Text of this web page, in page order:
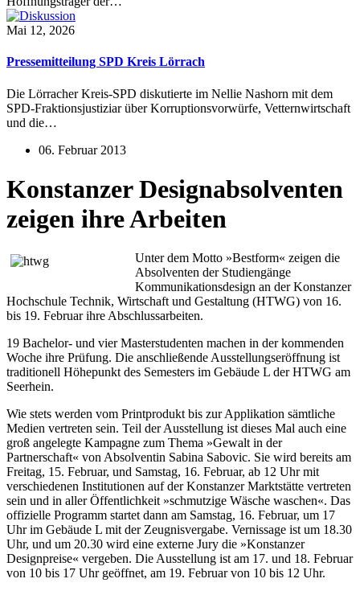
Mai 12, 2026
Pressemitteilung SPD Kreis Lörrach
Die Lörracher Kreis-SPD diskutierte im Nellie Nashorn mit dem
SPD-Fraktionsjustiziar über Korruptionsvorwürfe, Vetternwirtschaft
und die…
06. Februar 2013
Konstanzer Designabsolventen
zeigen ihre Arbeiten
Unter dem Motto »Bestform« zeigen die
Absolventen der Studiengänge
Kommunikationsdesign an der Konstanzer
Hochschule Technik, Wirtschaft und Gestaltung (HTWG) von 16.
bis 19. Februar ihre Abschlussarbeiten.
19 Bachelor- und vier Masterstudenten machen in der kommenden
Woche ihre Prüfung. Die anschließende Ausstellungseröffnung ist
traditionell Höhepunkt des Semesters im Gebäude L der HTWG am
Seerhein.
Wie stets werden vom Printprodukt bis zur Applikation sämtliche
Medien vertreten sein. Teil der Ausstellung ist dieses Mal auch eine
groß angelegte Kampagne zum Thema »Gewalt in der
Partnerschaft« von Absolventin Sabina Sabovic. Sie wird bereits am
Freitag, 15. Februar, und Samstag, 16. Februar, ab 12 Uhr mit
verschiedenen Institutionen auf der Konstanzer Marktstätte vertreten
sein und in aller Öffentlichkeit »schmutzige Wäsche waschen«. Das
offizielle Programm startet dann am Samstag, 16. Februar, um 17
Uhr im Gebäude L mit der Zeugnisvergabe. Vernissage ist um 18.30
Uhr, und um 20.30 wird eine externe Jury die »Konstanzer
Designpreise« vergeben. Die Ausstellung ist am 17. und 18. Februar
von 10 bis 17 Uhr geöffnet, am 19. Februar von 10 bis 12 Uhr.